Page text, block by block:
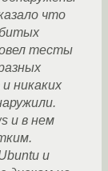
что
тесты
никаких
и в нем
и